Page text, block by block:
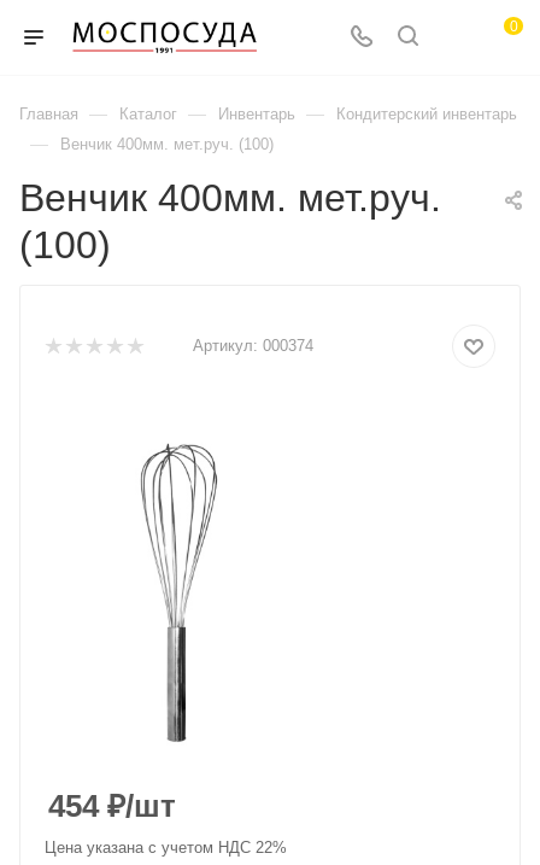
0
Главная — Каталог — Инвентарь — Кондитерский инвентарь
— Венчик 400мм. мет.руч. (100)
Венчик 400мм. мет.руч.
(100)
Артикул: 000374
454₽/шт
Цена указана с учетом НДС 22%